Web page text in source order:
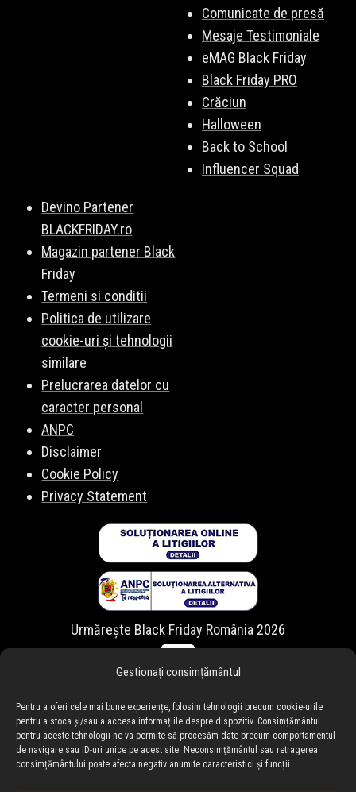
Gestionați consimțământul
Pentru a oferi cele mai bune experiențe, folosim tehnologii precum cookie-urile
pentru a stoca și/sau a accesa informațiile despre dispozitiv. Consimțământul
pentru aceste tehnologii ne va permite să procesăm date precum comportamentul
de navigare sau ID-uri unice pe acest site. Neconsimțământul sau retragerea
consimțământului poate afecta negativ anumite caracteristici și funcții.
Comunicate de presă
Mesaje Testimoniale
eMAG Black Friday
Black Friday PRO
Crăciun
Halloween
Back to School
Influencer Squad
Devino Partener
BLACKFRIDAY.ro
Magazin partener Black
Friday
Termeni si conditii
Politica de utilizare
cookie-uri și tehnologii
similare
Prelucrarea datelor cu
caracter personal
ANPC
Disclaimer
Cookie Policy
Privacy Statement
Urmărește Black Friday România 2026